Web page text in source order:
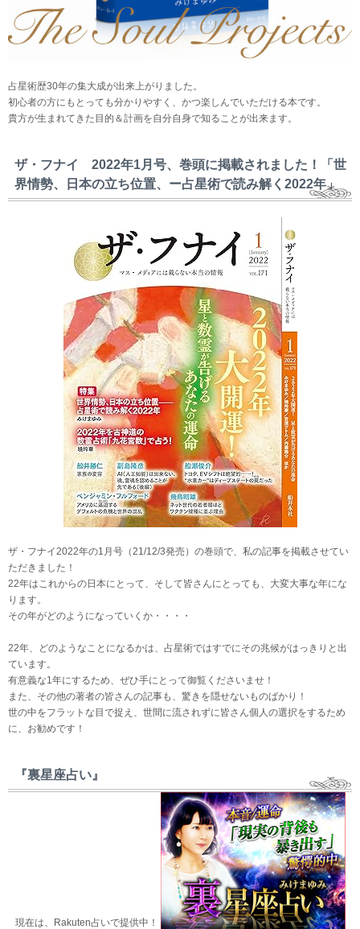
占星術歴30年の集大成が出来上がりました。
初心者の方にもとっても分かりやすく、かつ楽しんでいただける本です。
貴方が生まれてきた目的＆計画を自分自身で知ることが出来ます。
ザ・フナイ 2022年1月号、巻頭に掲載されました！「世
界情勢、日本の立ち位置、ー占星術で読み解く2022年」
ザ・フナイ2022年の1月号（21/12/3発売）の巻頭で、私の記事を掲載させてい
ただきました！
22年はこれからの日本にとって、そして皆さんにとっても、大変大事な年にな
ります。
その年がどのようになっていくか・・・・
22年、どのようなことになるかは、占星術ではすでにその兆候がはっきりと出
ています。
有意義な1年にするため、ぜひ手にとって御覧くださいませ！
また、その他の著者の皆さんの記事も、驚きを隠せないものばかり！
世の中をフラットな目で捉え、世間に流されずに皆さん個人の選択をするため
に、お勧めです！
『裏星座占い』
現在は、Rakuten占いで提供中！